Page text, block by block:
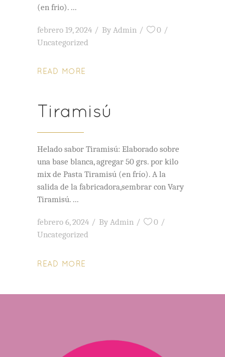
(en frio).
febrero 19, 2024 By Admin
0
Uncategorized
READ MORE
Tiramisú
Helado sabor Tiramisú: Elaborado sobre
una base blanca, agregar 50 grs. por kilo
mix de Pasta Tiramisú (en frío). A la
salida de la fabricadora,sembrar con Vary
Tiramisú.
febrero 6, 2024 By Admin
0
Uncategorized
READ MORE